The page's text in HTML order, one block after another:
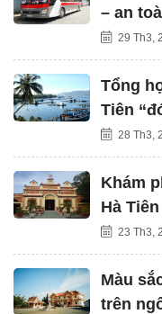
– an
29 Th3,
Tổng
Tiên
28 Th3,
Khám
Hà
23 Th3,
Màu
trên